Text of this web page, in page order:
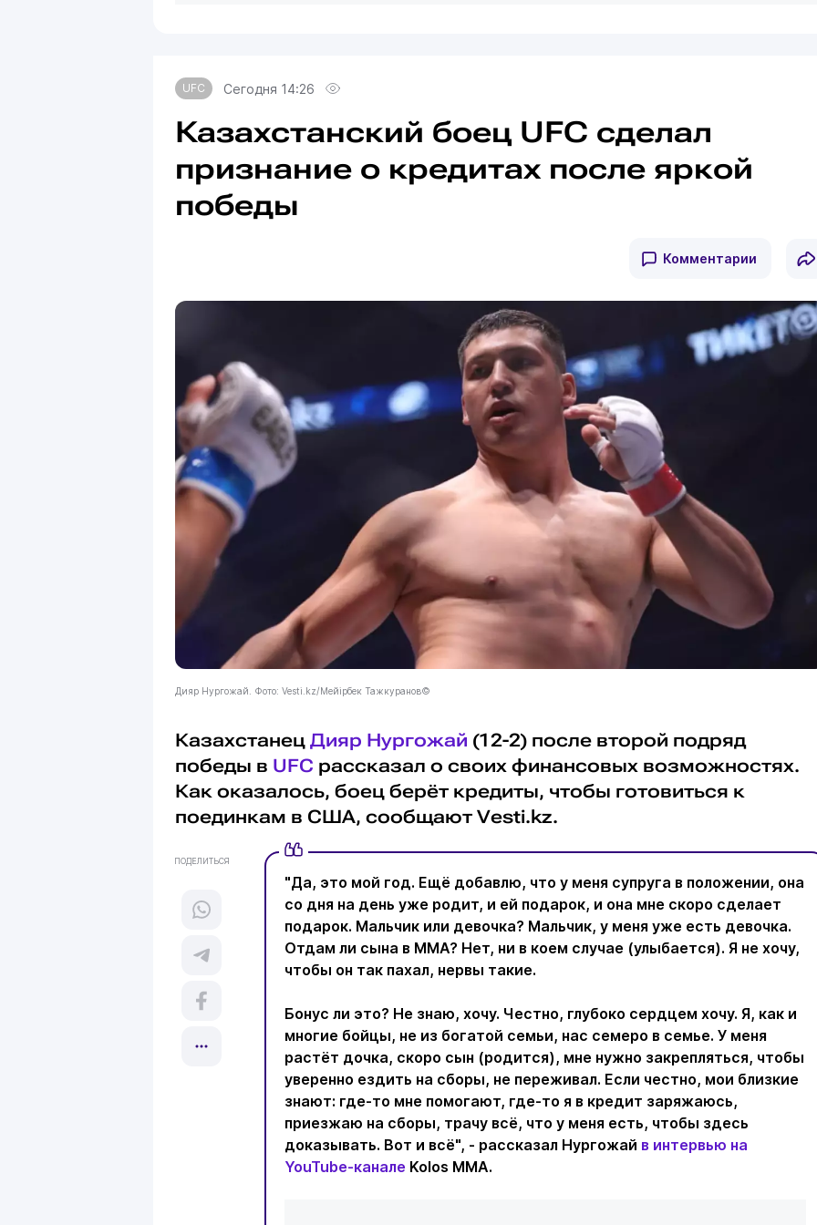
UFC Сегодня 14:26
Казахстанский боец UFC сделал
признание о кредитах после яркой
победы
Комментарии
Дияр Нургожай. Фото: Vesti.kz/Мейірбек Тажкуранов©
Казахстанец Дияр Нургожай (12-2) после второй подряд
победы в UFC рассказал о своих финансовых возможностях.
Как оказалось, боец берёт кредиты, чтобы готовиться к
поединкам в США, сообщают Vesti.kz.
ПОДЕЛИТЬСЯ
"Да, это мой год. Ещё добавлю, что у меня супруга в положении, она
со дня на день уже родит, и ей подарок, и она мне скоро сделает
подарок. Мальчик или девочка? Мальчик, у меня уже есть девочка.
Отдам ли сына в ММА? Нет, ни в коем случае (улыбается). Я не хочу,
чтобы он так пахал, нервы такие.
Бонус ли это? Не знаю, хочу. Честно, глубоко сердцем хочу. Я, как и
многие бойцы, не из богатой семьи, нас семеро в семье. У меня
растёт дочка, скоро сын (родится), мне нужно закрепляться, чтобы
уверенно ездить на сборы, не переживал. Если честно, мои близкие
знают: где-то мне помогают, где-то я в кредит заряжаюсь,
приезжаю на сборы, трачу всё, что у меня есть, чтобы здесь
доказывать. Вот и всё", - рассказал Нургожай в интервью на
YouTube-канале Kolos MMA.